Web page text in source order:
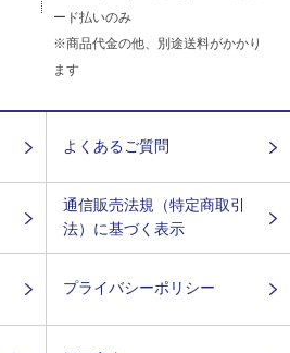
ード払いのみ
※商品代金の他、別途送料がかかり
ます
よくあるご質問
通信販売法規（特定商取引
法）に基づく表示
プライバシーポリシー